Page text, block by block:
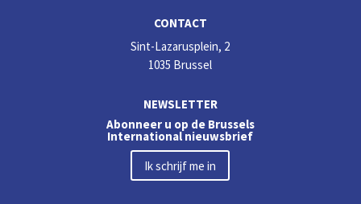
CONTACT
Sint-Lazarusplein, 2
1035 Brussel
NEWSLETTER
Abonneer u op de Brussels
International nieuwsbrief
Ik schrijf me in